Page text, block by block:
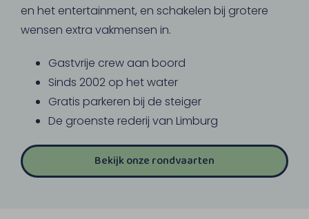
en het entertainment, en schakelen bij grotere
wensen extra vakmensen in.
Gastvrije crew aan boord
Sinds 2002 op het water
Gratis parkeren bij de steiger
De groenste rederij van Limburg
Bekijk onze rondvaarten